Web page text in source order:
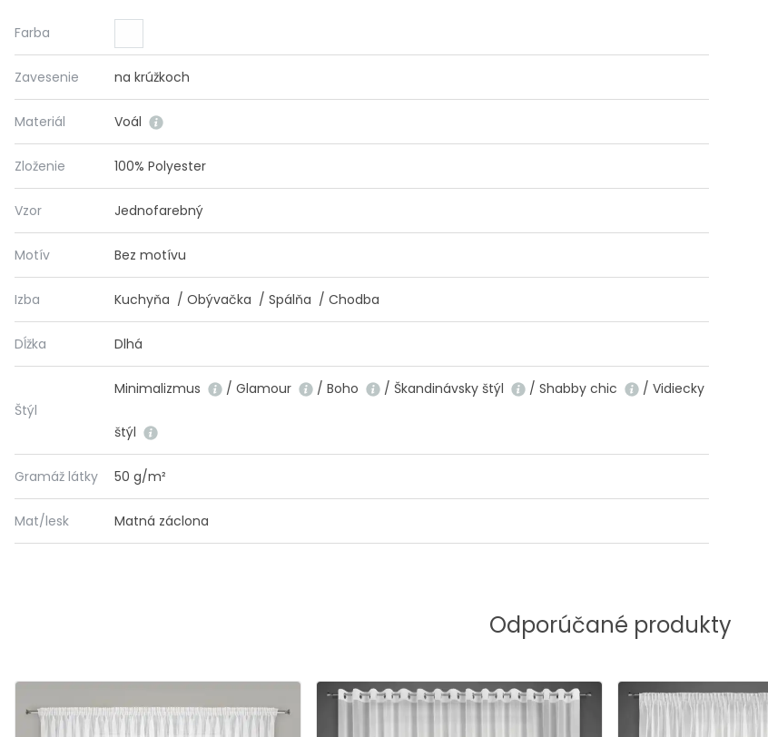
Farba
Zavesenie na krúžkoch
Materiál Voál
Zloženie 100% Polyester
Vzor Jednofarebný
Motív Bez motívu
Izba Kuchyňa / Obývačka / Spálňa / Chodba
Dĺžka Dlhá
Štýl
Minimalizmus / Glamour / Boho / Škandinávsky štýl / Shabby chic / Vidiecky
štýl
Gramáž látky 50 g/m²
Mat/lesk Matná záclona
Odporúčané produkty